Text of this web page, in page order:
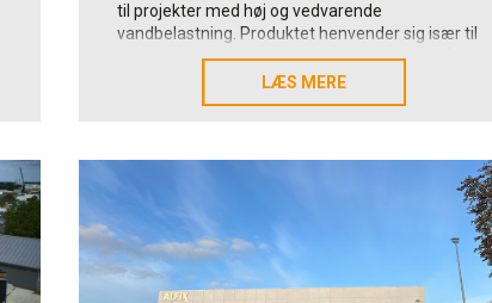
til projekter med høj og vedvarende
vandbelastning. Produktet henvender sig især til
professionelle i bassinbyggeri, wellnessområder
og industrimiljøer, hvor styrke, vandfasthed og
langtidsholdbarhed er afgørende.
konsistens og deformerbarhed. Den er EC1 PLUS-
certificeret for meget lav emission og godkendt til
gulvvarme, vådrum samt inde- og udendørs brug.
ProFix Special er egnet på beton, spartelmasse,
LÆS MERE
LÆS MERE